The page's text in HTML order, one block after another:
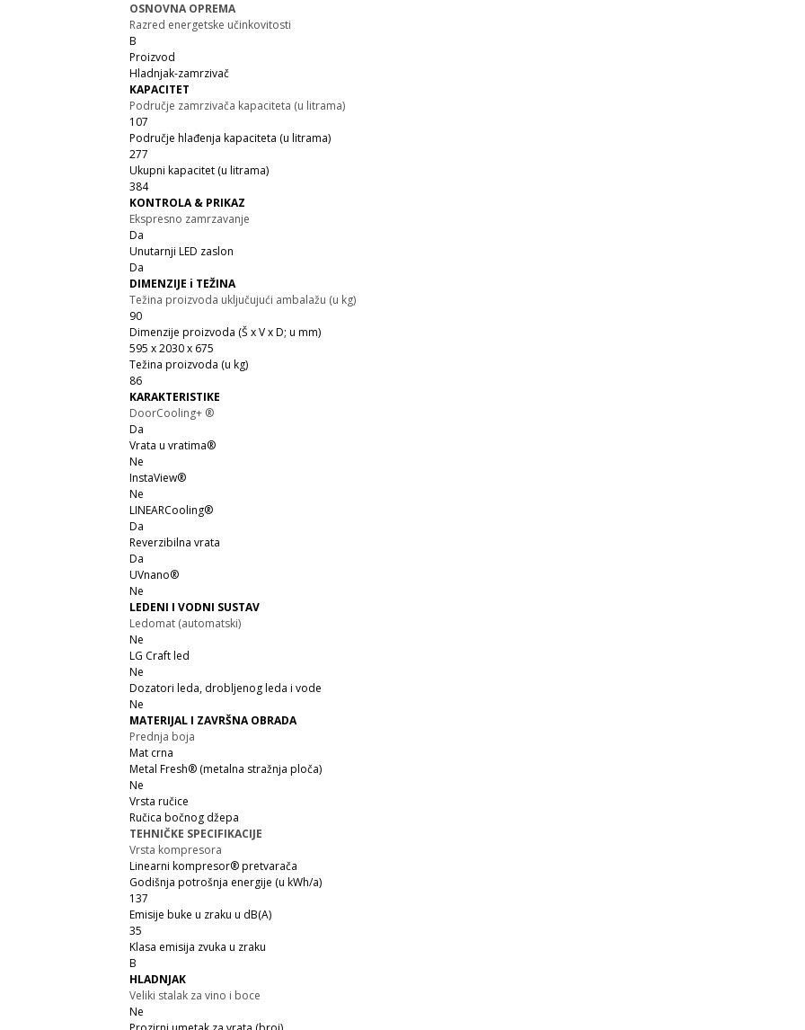
OSNOVNA OPREMA
Razred energetske učinkovitosti
B
Proizvod
Hladnjak-zamrzivač
KAPACITET
Područje zamrzivača kapaciteta (u litrama)
107
Područje hlađenja kapaciteta (u litrama)
277
Ukupni kapacitet (u litrama)
384
KONTROLA & PRIKAZ
Ekspresno zamrzavanje
Da
Unutarnji LED zaslon
Da
DIMENZIJE i TEŽINA
Težina proizvoda uključujući ambalažu (u kg)
90
Dimenzije proizvoda (Š x V x D; u mm)
595 x 2030 x 675
Težina proizvoda (u kg)
86
KARAKTERISTIKE
DoorCooling+ ®
Da
Vrata u vratima®
Ne
InstaView®
Ne
LINEARCooling®
Da
Reverzibilna vrata
Da
UVnano®
Ne
LEDENI I VODNI SUSTAV
Ledomat (automatski)
Ne
LG Craft led
Ne
Dozatori leda, drobljenog leda i vode
Ne
MATERIJAL I ZAVRŠNA OBRADA
Prednja boja
Mat crna
Metal Fresh® (metalna stražnja ploča)
Ne
Vrsta ručice
Ručica bočnog džepa
TEHNIČKE SPECIFIKACIJE
Vrsta kompresora
Linearni kompresor® pretvarača
Godišnja potrošnja energije (u kWh/a)
137
Emisije buke u zraku u dB(A)
35
Klasa emisija zvuka u zraku
B
HLADNJAK
Veliki stalak za vino i boce
Ne